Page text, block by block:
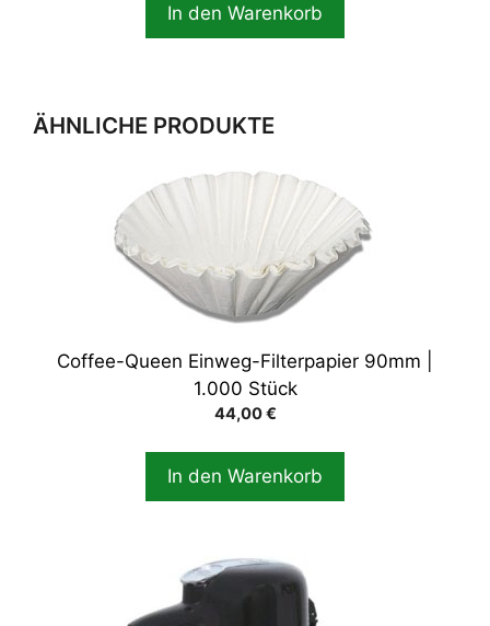
In den Warenkorb
ÄHNLICHE PRODUKTE
Coffee-Queen Einweg-Filterpapier 90mm |
1.000 Stück
44,00€
In den Warenkorb